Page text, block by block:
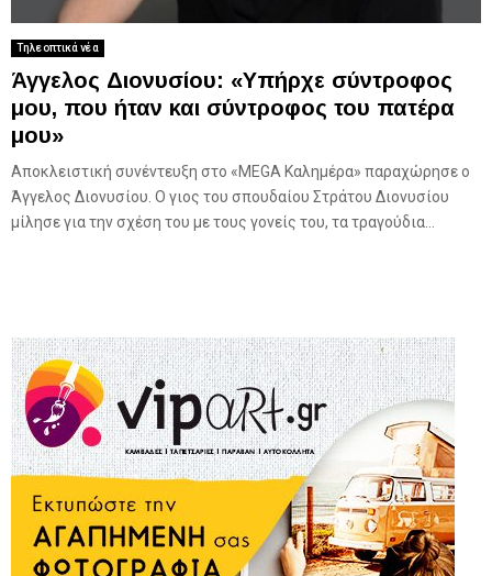
Τηλεοπτικά νέα
Άγγελος Διονυσίου: «Υπήρχε σύντροφος
μου, που ήταν και σύντροφος του πατέρα
μου»
Αποκλειστική συνέντευξη στο «ΜEGA Καλημέρα» παραχώρησε ο
Άγγελος Διονυσίου. Ο γιος του σπουδαίου Στράτου Διονυσίου
μίλησε για την σχέση του με τους γονείς του, τα τραγούδια...